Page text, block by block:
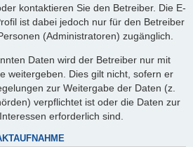
kontaktieren Sie den Betreiber. Die E-
ist dabei jedoch nur für den Betreiber
(Administratoren) zugänglich.
Daten wird der Betreiber nur mit
weitergeben. Dies gilt nicht, sofern er
zur Weitergabe der Daten (z.
verpflichtet ist oder die Daten zur
erforderlich sind.